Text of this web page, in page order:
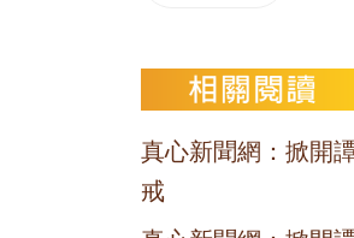
真心新聞網：掀開
戒